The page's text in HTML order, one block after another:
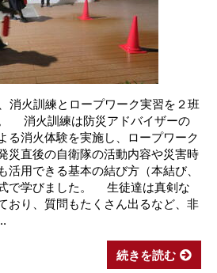
消火訓練とロープワーク実習を２班
消火訓練は防災アドバイザーの
る消火体験を実施し、ロープワーク
災直後の自衛隊の活動内容や災害時
活用できる基本の結び方（本結び、
で学びました。 生徒達は真剣な
おり、質問もたくさん出るなど、非
続きを読む